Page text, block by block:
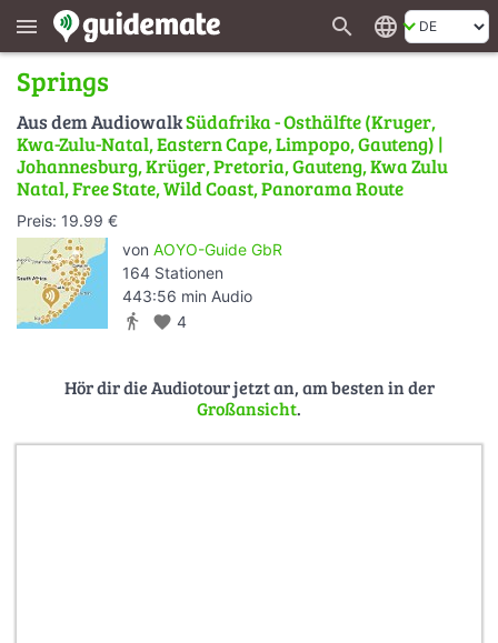
menu search language
Springs
Aus dem AudiowalkSüdafrika - Osthälfte (Kruger,
Kwa-Zulu-Natal, Eastern Cape, Limpopo, Gauteng) |
Johannesburg, Krüger, Pretoria, Gauteng, Kwa Zulu
Natal, Free State, Wild Coast, Panorama Route
Preis: 19.99 €
von AOYO-Guide GbR
164 Stationen
443:56 min Audio
directions_walk favorite 4
Hör dir die Audiotour jetzt an, am besten in der
Großansicht.